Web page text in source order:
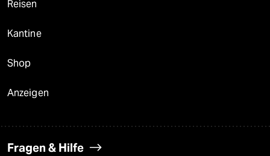
Reisen
Kantine
Shop
Anzeigen
Fragen & Hilfe